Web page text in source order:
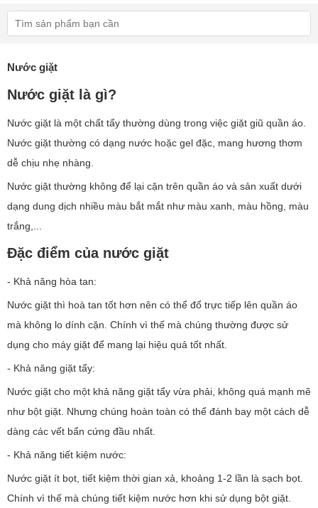
Nước giặt
Nước giặt là gì?
Nước giặt là một chất tẩy thường dùng trong việc giặt giũ quần áo.
Nước giặt thường có dạng nước hoặc gel đặc, mang hương thơm
dễ chịu nhẹ nhàng.
Nước giặt thường không để lại cặn trên quần áo và sản xuất dưới
dạng dung dịch nhiều màu bắt mắt như màu xanh, màu hồng, màu
trắng,...
Đặc điểm của nước giặt
- Khả năng hòa tan:
Nước giặt thì hoà tan tốt hơn nên có thể đổ trực tiếp lên quần áo
mà không lo dính cặn. Chính vì thế mà chúng thường được sử
dụng cho máy giặt để mang lại hiệu quả tốt nhất.
- Khả năng giặt tẩy:
Nước giặt cho một khả năng giặt tẩy vừa phải, không quá mạnh mẽ
như bột giặt. Nhưng chúng hoàn toàn có thể đánh bay một cách dễ
dàng các vết bẩn cứng đầu nhất.
- Khả năng tiết kiệm nước:
Nước giặt ít bọt, tiết kiệm thời gian xả, khoảng 1-2 lần là sạch bọt.
Chính vì thế mà chúng tiết kiệm nước hơn khi sử dụng bột giặt.